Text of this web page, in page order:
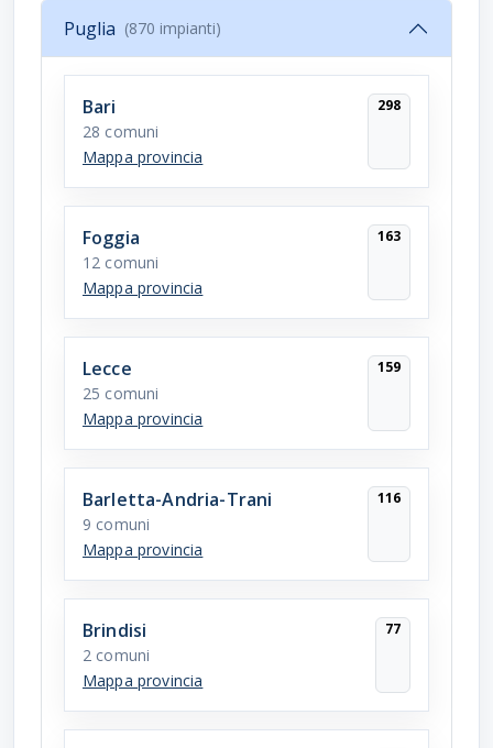
Puglia (870 impianti)
Bari
28 comuni
Mappa provincia
298
Foggia
12 comuni
Mappa provincia
163
Lecce
25 comuni
Mappa provincia
159
Barletta-Andria-Trani
9 comuni
Mappa provincia
116
Brindisi
2 comuni
Mappa provincia
77